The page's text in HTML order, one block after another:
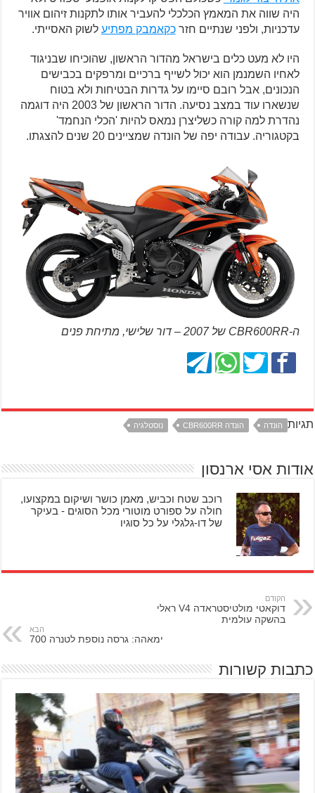
היה שווה את המאמץ הכלכלי להעביר אותו לתקנות זיהום אוויר
עדכניות, ולפני שנתיים חזרכקאמבק מפתיע לשוק האסייתי.
היו לא מעט כלים בישראל מהדור הראשון, שהוכיחו שבניגוד
לאחיו השמנמן הוא יכול לשייף ברכיים ומרפקים בכבישים
הנכונים, אבל רובם סיימו על גדרות הבטיחות ולא בטוח
שנשארו עוד במצב נסיעה. הדור הראשון של 2003 היה דוגמה
נהדרת למה קורה כשליצרן נמאס להיות 'הכלי הנחמד'
בקטגוריה. עבודה יפה של הונדה שמציינים 20 שנים להצגתו.
ה-CBR600RR של 2007 – דור שלישי, מתיחת פנים
תגיות הונדה הונדה CBR600RR נוסטלגיה
אודות אסי ארנסון
רוכב שטח וכביש, מאמן כושר ושיקום במקצועו,
חולה על ספורט מוטורי מכל הסוגים - בעיקר
של דו-גלגלי על כל סוגיו
הקודם
דוקאטי מולטיסטראדה V4 ראלי
בהשקה עולמית
הבא
ימאהה: גרסה נוספת לטנרה 700
כתבות קשורות